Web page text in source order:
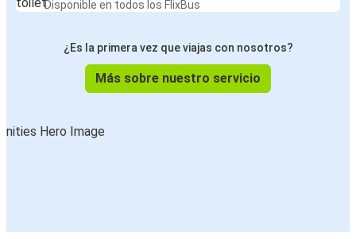
Disponible en todos los FlixBus
¿Es la primera vez que viajas con nosotros?
Más sobre nuestro servicio